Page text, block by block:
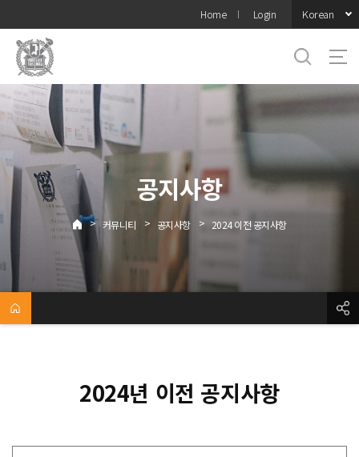
메뉴
Home Login Korean
공지사항
> 커뮤니티 > 공지사항 > 2024 이전 공지사항
2024년 이전 공지사항